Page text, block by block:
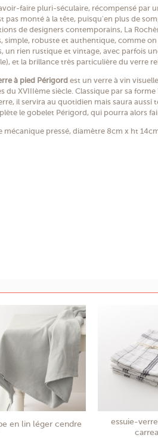
faire pluri-séculaire, récompensé par
pas monté à la tête, puisqu'en plus de
de designers contemporains, La
simple, robuste et authentique, comme
un rien rustique et vintage, avec parfois
et la brillance très particulière du verre
à pied Périgordest un verre à vin
du XVIIIème siècle. Classique par sa
il servira au quotidien mais saura aussi
le gobelet Périgord, qui pourra alors
mécanique pressé, diamètre 8cm x ht
en lin léger cendre
essuie-